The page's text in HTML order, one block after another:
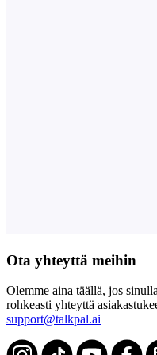
Ota yhteyttä meihin
Olemme aina täällä, jos
rohkeasti yhteyttä
support@talkpal.ai